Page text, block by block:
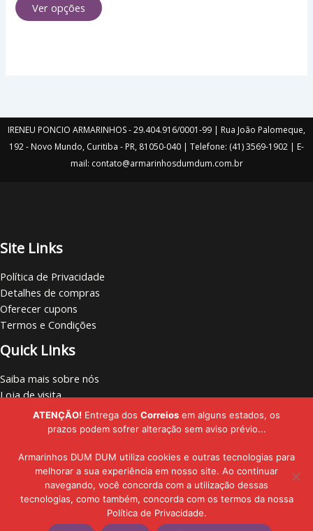
Adicionar ao carrinho
Ver opções
escolhidas
IRENEU PONCIO ARMARINHOS - 29.404.916/0001-99 | Rua João Palomeque,
192 - Novo Mundo, Curitiba - PR, 81050-040 | Telefone: (41) 3569-1902 | E-
mail: contato@armarinhosdumdum.com.br
Site Links
Política de Privacidade
Detalhes de compras
Oferecer cupons
Termos e Condições
Quick Links
Saiba mais sobre nós
Loja de visita
Vamos nos conectar
Localize lojas
Copyright © - 2019 - 2026 | Armarinhos DUM DUM | Todos os Direitos
Reservados
ATENÇÃO! Entrega dos Correios em alguns estados, os
prazos podem sofrer alteração sem aviso prévio...
Armarinhos DUM DUM utiliza cookies e outras tecnologias para
melhorar a sua experiência em nosso site. Ao continuar
navegando, você concorda com a utilização dessas
tecnologias, como também, concorda com os termos da nossa
Política de Privacidade.